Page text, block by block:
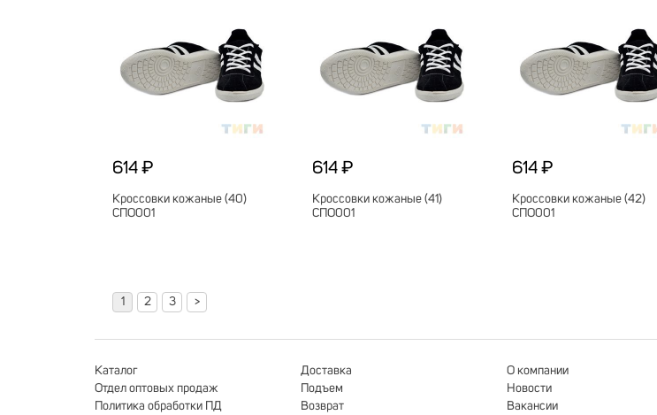
614 ₽
Кроссовки кожаные (40)
СПО001
614 ₽
Кроссовки кожаные (41)
СПО001
614 ₽
Кроссовки кожаные (42)
СПО001
1 2 3 >
Каталог
Отдел оптовых продаж
Политика обработки ПД
Доставка
Подъем
Возврат
О компании
Новости
Вакансии